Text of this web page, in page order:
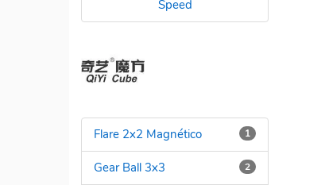
Speed
1
Flare 2x2 Magnético
2
Gear Ball 3x3